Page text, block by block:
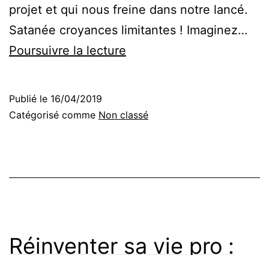
projet et qui nous freine dans notre lancé.
Satanée croyances limitantes ! Imaginez…
Poursuivre la lecture
nous
Publié le 16/04/2019
Catégorisé comme Non classé
Réinventer sa vie pro :